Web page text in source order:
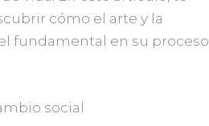
cómo el arte y la
fundamental en su proceso
social